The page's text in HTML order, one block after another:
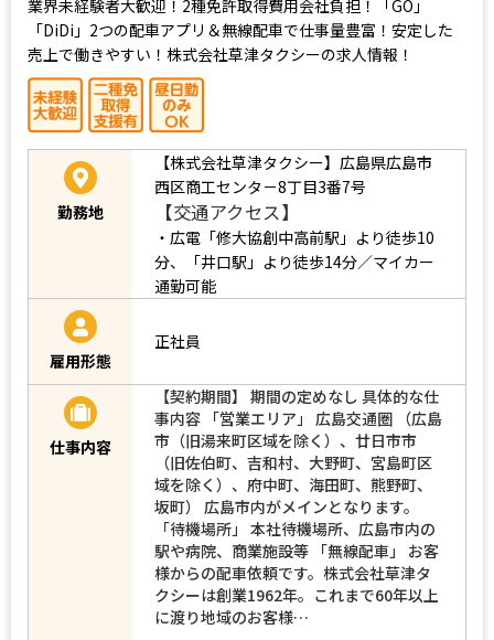
業界未経験者大歓迎！2種免許取得費用会社負担！「GO」
「DiDi」2つの配車アプリ＆無線配車で仕事量豊富！安定した
売上で働きやすい！株式会社草津タクシーの求人情報！
勤務地
【株式会社草津タクシー】広島県広島市
西区商工センタ－8丁目3番7号
【交通アクセス】
・広電「修大協創中高前駅」より徒歩10
分、「井口駅」より徒歩14分／マイカー
通勤可能
雇用形態
正社員
仕事内容
【契約期間】 期間の定めなし 具体的な仕
事内容 「営業エリア」 広島交通圏 （広島
市（旧湯来町区域を除く）、廿日市市
（旧佐伯町、吉和村、大野町、宮島町区
域を除く）、府中町、海田町、熊野町、
坂町） 広島市内がメインとなります。
「待機場所」 本社待機場所、広島市内の
駅や病院、商業施設等 「無線配車」 お客
様からの配車依頼です。株式会社草津タ
クシーは創業1962年。これまで60年以上
に渡り地域のお客様…